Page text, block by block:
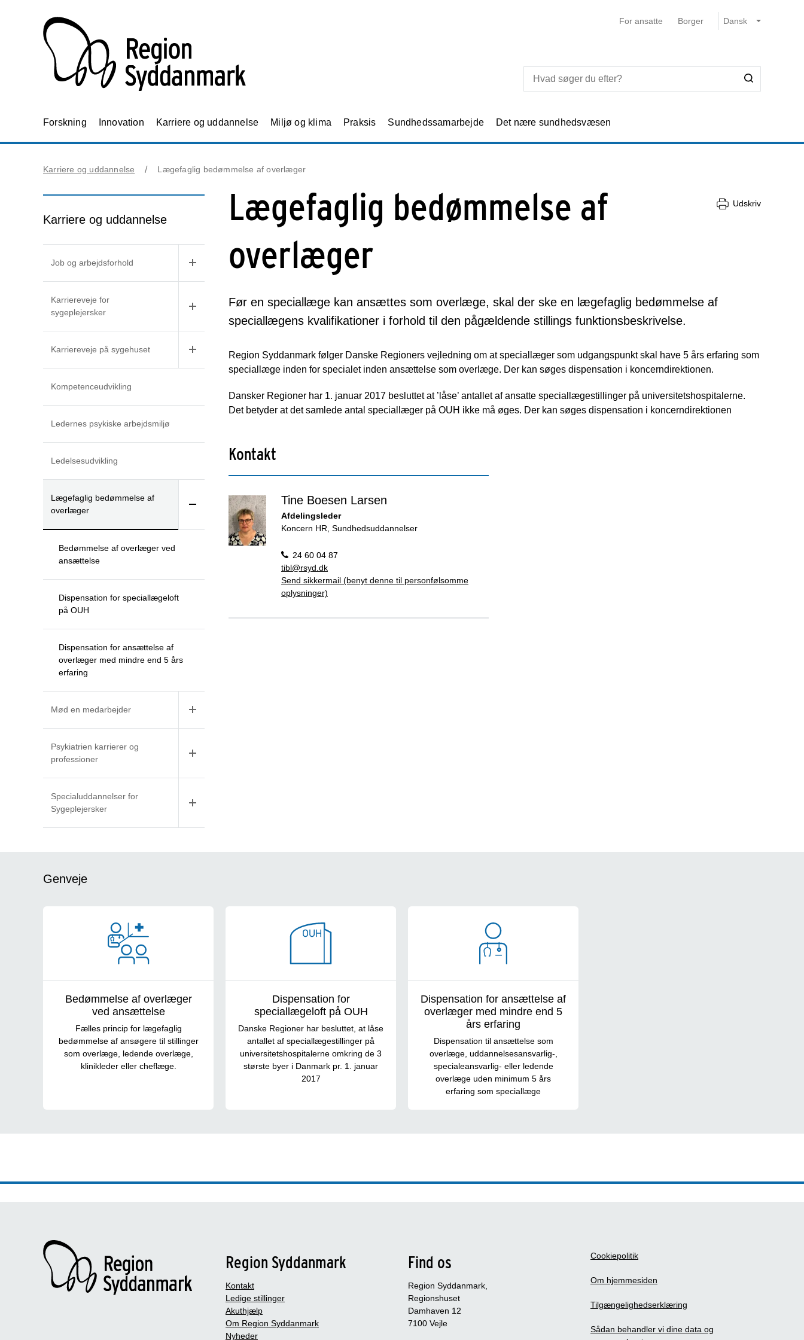
For ansatte Borger
Forskning Innovation Karriere og uddannelse Miljø og klima Praksis Sundhedssamarbejde Det nære sundhedsvæsen
Karriere og uddannelse Lægefaglig bedømmelse af overlæger
Karriere og uddannelse
Job og arbejdsforhold
Karriereveje for
sygeplejersker
Karriereveje på sygehuset
Kompetenceudvikling
Ledernes psykiske arbejdsmiljø
Ledelsesudvikling
Lægefaglig bedømmelse af
overlæger
Bedømmelse af overlæger ved
ansættelse
Dispensation for speciallægeloft
på OUH
Dispensation for ansættelse af
overlæger med mindre end 5 års
erfaring
Mød en medarbejder
Psykiatrien karrierer og
professioner
Specialuddannelser for
Sygeplejersker
Lægefaglig bedømmelse af
overlæger
Udskriv
Før en speciallæge kan ansættes som overlæge, skal der ske en lægefaglig bedømmelse af
speciallægens kvalifikationer i forhold til den pågældende stillings funktionsbeskrivelse.
Region Syddanmark følger Danske Regioners vejledning om at speciallæger som udgangspunkt skal have 5 års erfaring som
speciallæge inden for specialet inden ansættelse som overlæge. Der kan søges dispensation i koncerndirektionen.
Dansker Regioner har 1. januar 2017 besluttet at ’låse’ antallet af ansatte speciallægestillinger på universitetshospitalerne.
Det betyder at det samlede antal speciallæger på OUH ikke må øges. Der kan søges dispensation i koncerndirektionen
Kontakt
Tine Boesen Larsen
Afdelingsleder
Koncern HR, Sundhedsuddannelser
24 60 04 87
tibl@rsyd.dk
Send sikkermail (benyt denne til personfølsomme
oplysninger)
Genveje
Bedømmelse af overlæger
ved ansættelse
Fælles princip for lægefaglig
bedømmelse af ansøgere til stillinger
som overlæge, ledende overlæge,
klinikleder eller cheflæge.
Dispensation for
speciallægeloft på OUH
Danske Regioner har besluttet, at låse
antallet af speciallægestillinger på
universitetshospitalerne omkring de 3
største byer i Danmark pr. 1. januar
2017
Dispensation for ansættelse af
overlæger med mindre end 5
års erfaring
Dispensation til ansættelse som
overlæge, uddannelsesansvarlig-,
specialeansvarlig- eller ledende
overlæge uden minimum 5 års
erfaring som speciallæge
Region Syddanmark
Kontakt
Ledige stillinger
Akuthjælp
Om Region Syddanmark
Nyheder
Find os
Region Syddanmark,
Regionshuset
Damhaven 12
7100 Vejle
Cookiepolitik
Om hjemmesiden
Tilgængelighedserklæring
Sådan behandler vi dine data og